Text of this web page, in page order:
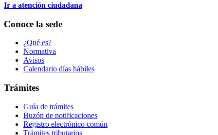
Ir a atención ciudadana
Conoce la sede
¿Qué es?
Normativa
Avisos
Calendario días hábiles
Trámites
Guía de trámites
Buzón de notificaciones
Registro electrónico común
Trámites tributarios